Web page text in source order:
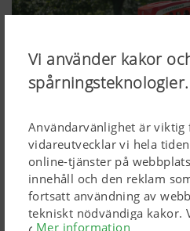
Vi använder kakor
spårningsteknologier.
Användarvänlighet är viktig
vidareutvecklar vi hela
online-tjänster på
innehåll och den reklam
fortsatt användning av
tekniskt nödvändiga kakor.
Mer information
NOVACAT 352 V,
OC